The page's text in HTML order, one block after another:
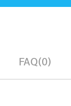
FAQ(0)